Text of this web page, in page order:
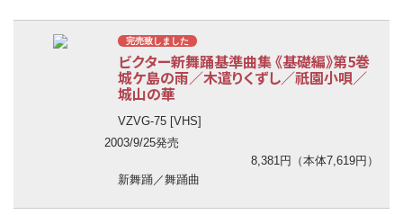
完売致しました
ビクター新舞踊基準曲集 《基礎編》第5巻
城ケ島の雨／木遣りくずし／祇園小唄／
城山の華
VZVG-75 [VHS]
2003/9/25発売
8,381円（本体7,619円）
新舞踊／舞踊曲